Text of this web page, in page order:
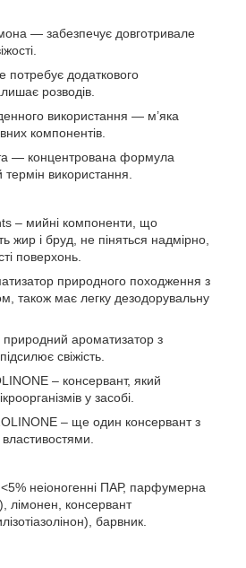
— забезпечує довготривале
додаткового
розводів.
використання — м’яка
компонентів.
— концентрована формула
використання.
– мийні компоненти, що
жир і бруд, не піняться надмірно,
поверхонь.
природного походження з
також має легку дезодорувальну
ароматизатор з
свіжість.
– консервант, який
у засобі.
– ще один консервант з
неіоногенні ПАР, парфумерна
лімонен, консервант
барвник.